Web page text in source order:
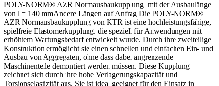
POLY-NORM® AZR Normausbaukupplung mit der Ausbaulänge
von l = 140 mmAndere Längen auf Anfrag Die POLY-NORM®
AZR Normausbaukupplung von KTR ist eine hochleistungsfähige,
spielfreie Elastomerkupplung, die speziell für Anwendungen mit
erhöhtem Wartungsbedarf entwickelt wurde. Durch ihre zweiteilige
Konstruktion ermöglicht sie einen schnellen und einfachen Ein- und
Ausbau von Aggregaten, ohne dass dabei angrenzende
Maschinenteile demontiert werden müssen. Diese Kupplung
zeichnet sich durch ihre hohe Verlagerungskapazität und
Torsionselastizität aus. Sie ist ideal geeignet für den Einsatz in